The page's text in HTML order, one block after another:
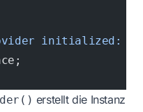
initialized: ${
erstellt die Instanz